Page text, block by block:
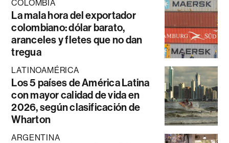
COLOMBIA
La mala hora del exportador
colombiano: dólar barato,
aranceles y fletes que no dan
tregua
LATINOAMÉRICA
Los 5 países de América Latina
con mayor calidad de vida en
2026, según clasificación de
Wharton
ARGENTINA